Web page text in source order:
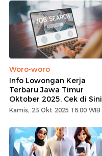
Woro-woro
Info Lowongan Kerja
Terbaru Jawa Timur
Oktober 2025, Cek di Sini
Kamis, 23 Okt 2025 16:00 WIB